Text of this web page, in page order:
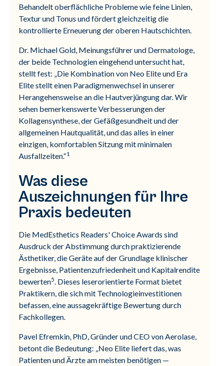
Behandelt oberflächliche Probleme wie feine Linien,
Textur und Tonus und fördert gleichzeitig die
kontrollierte Erneuerung der oberen Hautschichten.
Dr. Michael Gold, Meinungsführer und Dermatologe,
der beide Technologien eingehend untersucht hat,
stellt fest: „Die Kombination von Neo Elite und Era
Elite stellt einen Paradigmenwechsel in unserer
Herangehensweise an die Hautverjüngung dar. Wir
sehen bemerkenswerte Verbesserungen der
Kollagensynthese, der Gefäßgesundheit und der
allgemeinen Hautqualität, und das alles in einer
einzigen, komfortablen Sitzung mit minimalen
Ausfallzeiten.“1
Was diese
Auszeichnungen für Ihre
Praxis bedeuten
Die MedEsthetics Readers' Choice Awards sind
Ausdruck der Abstimmung durch praktizierende
Ästhetiker, die Geräte auf der Grundlage klinischer
Ergebnisse, Patientenzufriedenheit und Kapitalrendite
bewerten5. Dieses leserorientierte Format bietet
Praktikern, die sich mit Technologieinvestitionen
befassen, eine aussagekräftige Bewertung durch
Fachkollegen.
Pavel Efremkin, PhD, Gründer und CEO von Aerolase,
betont die Bedeutung: „Neo Elite liefert das, was
Patienten und Ärzte am meisten benötigen —